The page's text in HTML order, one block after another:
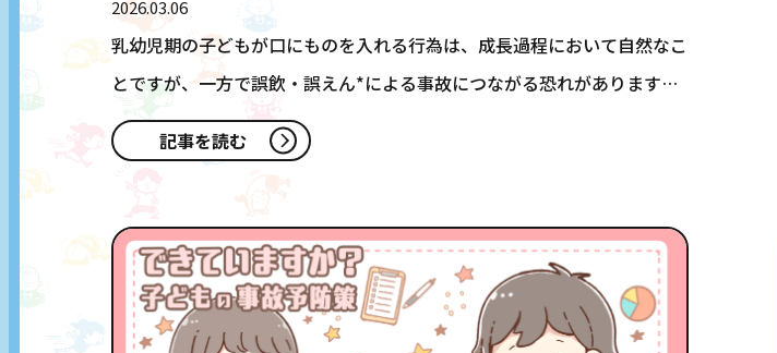
2026.03.06
乳幼児期の子どもが口にものを入れる行為は、成長過程において自然なこ
とですが、一方で誤飲・誤えん*による事故につながる恐れがあります。
実際…
記事を読む